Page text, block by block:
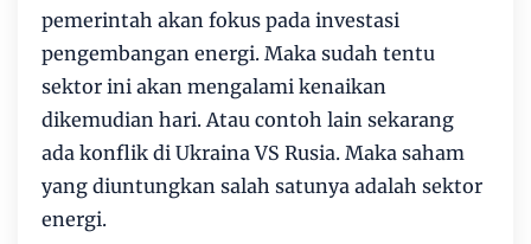
pemerintah akan fokus pada investasi
pengembangan energi. Maka sudah tentu
sektor ini akan mengalami kenaikan
dikemudian hari. Atau contoh lain sekarang
ada konflik di Ukraina VS Rusia. Maka saham
yang diuntungkan salah satunya adalah sektor
energi.